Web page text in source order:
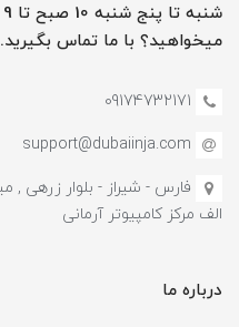
میخواهید؟ با ما تماس بگیرید.
09174732171
support@dubaiinja.com
الف مرکز کامپیوتر آرمانی
درباره ما